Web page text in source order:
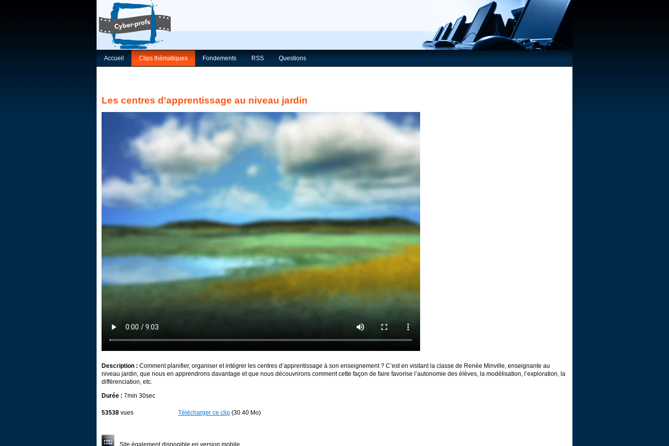
Accueil Clips thématiques Fondements RSS Questions
Les centres d'apprentissage au niveau jardin
Description : Comment planifier, organiser et intégrer les centres d’apprentissage à son enseignement ? C’est en visitant la classe de Renée Minville, enseignante au
niveau jardin, que nous en apprendrons davantage et que nous découvrirons comment cette façon de faire favorise l’autonomie des élèves, la modélisation, l’exploration, la
différenciation, etc.
Durée : 7min 30sec
53538 vues Télécharger ce clip (30.40 Mo)
Site également disponible en version mobile.